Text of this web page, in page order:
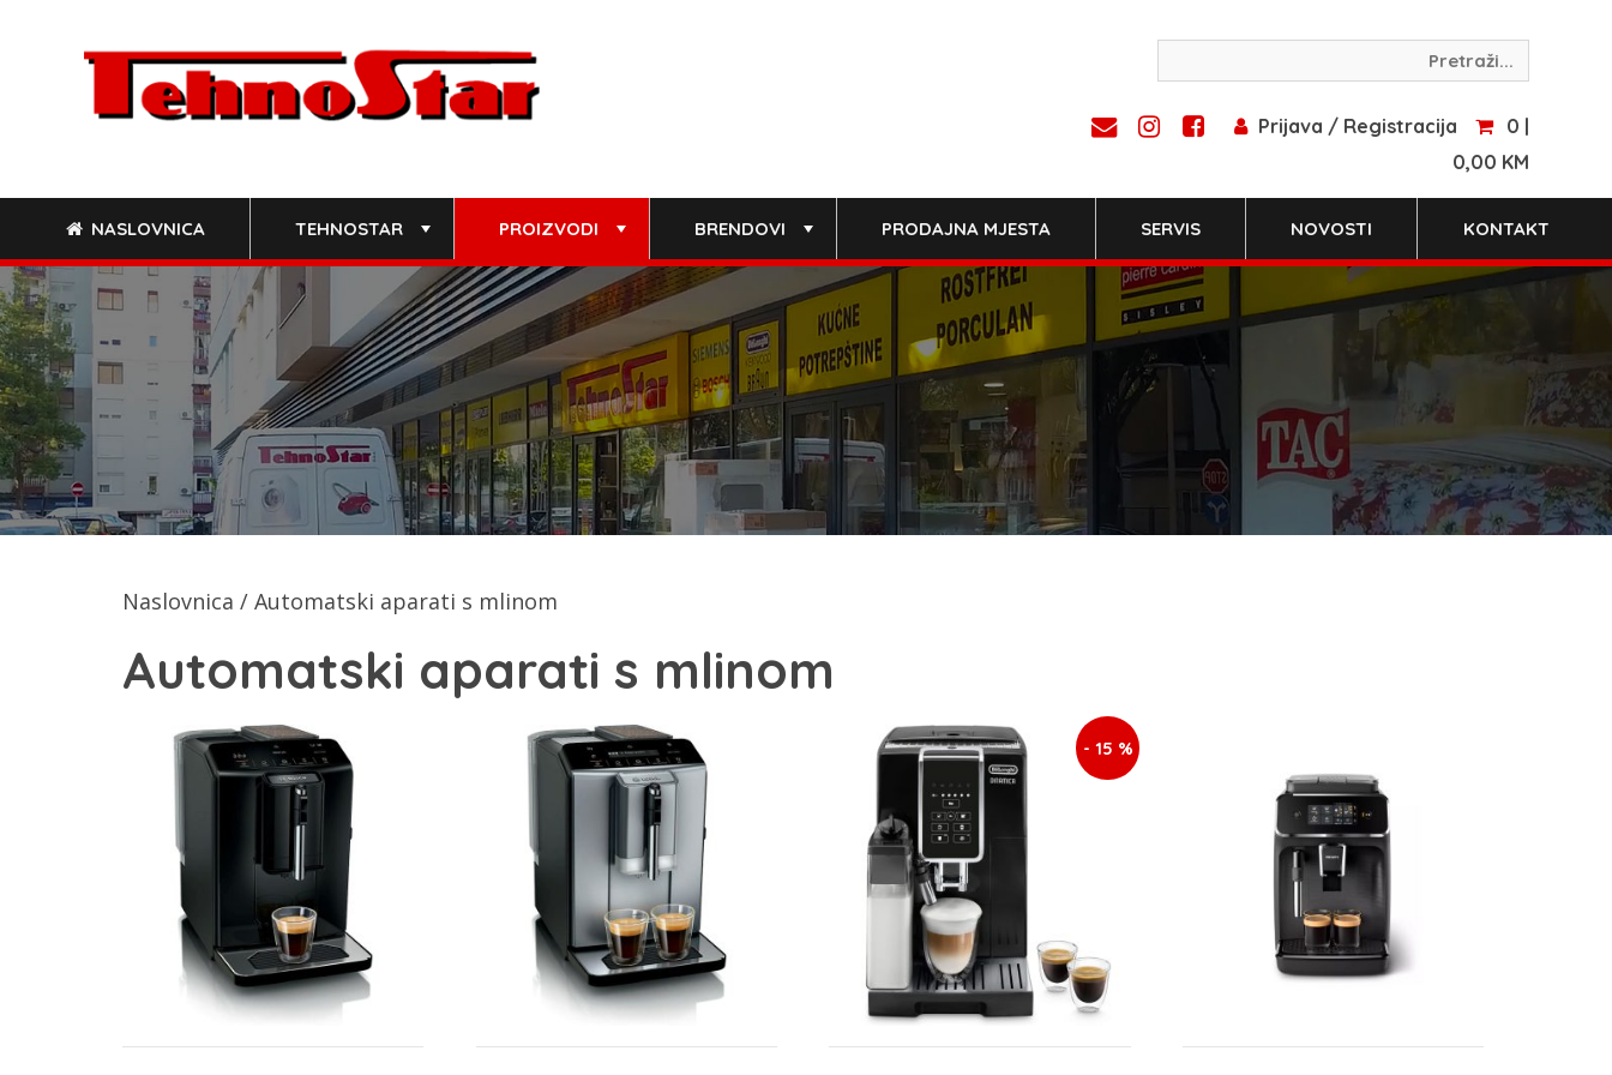
Prijava / Registracija
0 |
0,00 KM
NASLOVNICA TEHNOSTAR PROIZVODI BRENDOVI PRODAJNA MJESTA SERVIS NOVOSTI KONTAKT
Naslovnica / Automatski aparati s mlinom
Automatski aparati s mlinom
- 15 %